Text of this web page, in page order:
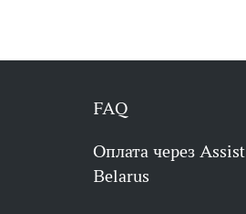
FAQ
Оплата через Assist
Belarus